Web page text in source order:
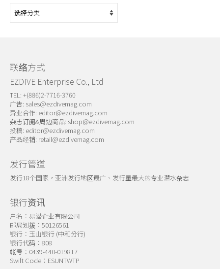
分
类
联络方式
EZDIVE Enterprise Co., Ltd
TEL: +(886)2-7716-3760
广告: sales@ezdivemag.com
异业合作: editor@ezdivemag.com
杂志订阅&周边商品: shop@ezdivemag.com
投稿: editor@ezdivemag.com
产品经销: retail@ezdivemag.com
发行管道
发行18个国家，亚洲发行地区最广、发行量最大的专业潜水杂志
银行资讯
户名：易潜企业有限公司
邮局划拨：50126561
银行：玉山银行 (中和分行)
银行代码：808
帐号：0439-440-019817
Swift Code：ESUNTWTP